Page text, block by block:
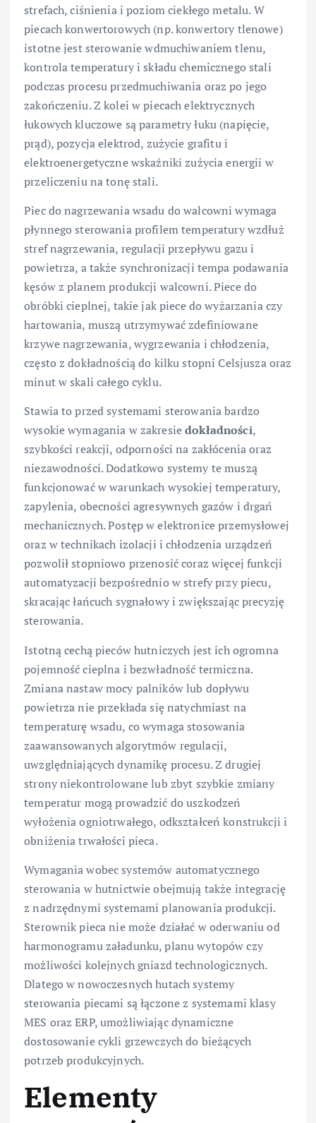
strefach, ciśnienia i poziom ciekłego metalu. W
piecach konwertorowych (np. konwertory tlenowe)
istotne jest sterowanie wdmuchiwaniem tlenu,
kontrola temperatury i składu chemicznego stali
podczas procesu przedmuchiwania oraz po jego
zakończeniu. Z kolei w piecach elektrycznych
łukowych kluczowe są parametry łuku (napięcie,
prąd), pozycja elektrod, zużycie grafitu i
elektroenergetyczne wskaźniki zużycia energii w
przeliczeniu na tonę stali.
Piec do nagrzewania wsadu do walcowni wymaga
płynnego sterowania profilem temperatury wzdłuż
stref nagrzewania, regulacji przepływu gazu i
powietrza, a także synchronizacji tempa podawania
kęsów z planem produkcji walcowni. Piece do
obróbki cieplnej, takie jak piece do wyżarzania czy
hartowania, muszą utrzymywać zdefiniowane
krzywe nagrzewania, wygrzewania i chłodzenia,
często z dokładnością do kilku stopni Celsjusza oraz
minut w skali całego cyklu.
Stawia to przed systemami sterowania bardzo
wysokie wymagania w zakresiedokładności,
szybkości reakcji, odporności na zakłócenia oraz
niezawodności. Dodatkowo systemy te muszą
funkcjonować w warunkach wysokiej temperatury,
zapylenia, obecności agresywnych gazów i drgań
mechanicznych. Postęp w elektronice przemysłowej
oraz w technikach izolacji i chłodzenia urządzeń
pozwolił stopniowo przenosić coraz więcej funkcji
automatyzacji bezpośrednio w strefy przy piecu,
skracając łańcuch sygnałowy i zwiększając precyzję
sterowania.
Istotną cechą pieców hutniczych jest ich ogromna
pojemność cieplna i bezwładność termiczna.
Zmiana nastaw mocy palników lub dopływu
powietrza nie przekłada się natychmiast na
temperaturę wsadu, co wymaga stosowania
zaawansowanych algorytmów regulacji,
uwzględniających dynamikę procesu. Z drugiej
strony niekontrolowane lub zbyt szybkie zmiany
temperatur mogą prowadzić do uszkodzeń
wyłożenia ogniotrwałego, odkształceń konstrukcji i
obniżenia trwałości pieca.
Wymagania wobec systemów automatycznego
sterowania w hutnictwie obejmują także integrację
z nadrzędnymi systemami planowania produkcji.
Sterownik pieca nie może działać w oderwaniu od
harmonogramu załadunku, planu wytopów czy
możliwości kolejnych gniazd technologicznych.
Dlatego w nowoczesnych hutach systemy
sterowania piecami są łączone z systemami klasy
MES oraz ERP, umożliwiając dynamiczne
dostosowanie cykli grzewczych do bieżących
potrzeb produkcyjnych.
Elementy